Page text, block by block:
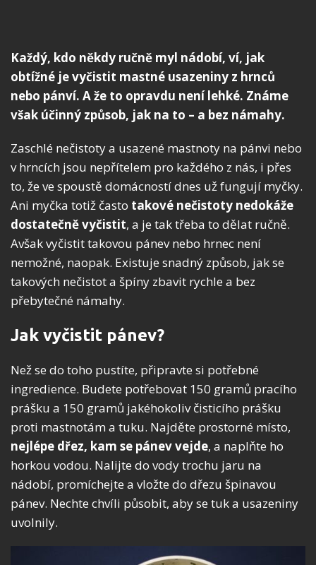
Každý, kdo někdy ručně myl nádobí, ví, jak
obtížné je vyčistit mastné usazeniny z hrnců
nebo pánví. A že to opravdu není lehké. Známe
však účinný způsob, jak na to – a bez námahy.
Zaschlé nečistoty a usazené mastnoty na pánvi nebo
v hrncích jsou nepřítelem pro každého z nás, i přes
to, že ve spoustě domácností dnes už fungují myčky.
Ani myčka totiž často takové nečistoty nedokáže
dostatečně vyčistit, a je tak třeba to dělat ručně.
Avšak vyčistit takovou pánev nebo hrnec není
nemožné, naopak. Existuje snadný způsob, jak se
takových nečistot a špíny zbavit rychle a bez
přebytečné námahy.
Jak vyčistit pánev?
Než se do toho pustíte, připravte si potřebné
ingredience. Budete potřebovat 150 gramů pracího
prášku a 150 gramů jakéhokoliv čisticího prášku
proti mastnotám a tuku. Najděte prostorné místo,
nejlépe dřez, kam se pánev vejde, a naplňte ho
horkou vodou. Nalijte do vody trochu jaru na
nádobí, promíchejte a vložte do dřezu špinavou
pánev. Nechte chvíli působit, aby se tuk a usazeniny
uvolnily.